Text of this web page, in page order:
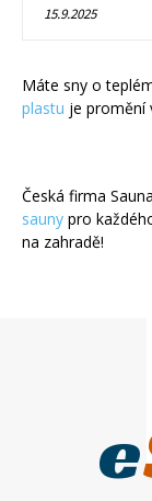
15.9.2025
Máte sny o
plastu je promění
Česká firma
sauny pro
na zahradě!
e